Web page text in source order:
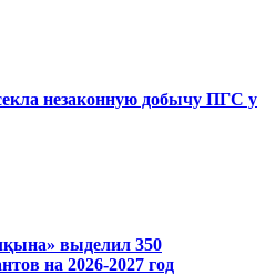
незаконную добычу ПГС у
выделил 350
на 2026-2027 год